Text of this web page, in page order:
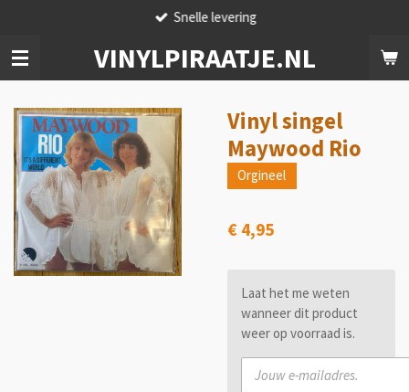
naar
de
VINYLPIRAATJE.NL
Snelle levering
Vinyl singel
Maywood Rio
Orgineel
€ 4,95
Laat het me weten
wanneer dit product
weer op voorraad is.